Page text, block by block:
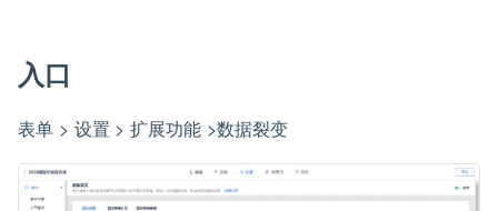
入口
表单 > 设置 > 扩展功能 >数据裂变